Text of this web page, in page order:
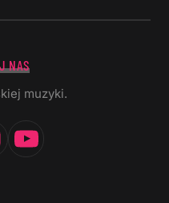
NAS
muzyki.
Instagram